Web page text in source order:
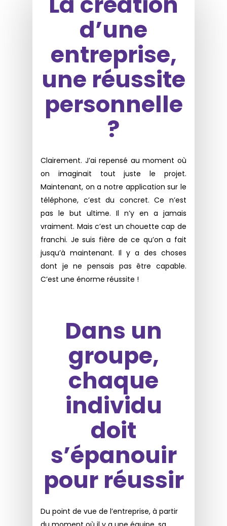
d’une
entreprise,
une réussite
personnelle
?
Clairement. J’ai repensé au moment où
on imaginait tout juste le projet.
Maintenant, on a notre application sur le
téléphone, c’est du concret. Ce n’est
pas le but ultime. Il n’y en a jamais
vraiment. Mais c’est un chouette cap de
franchi. Je suis fière de ce qu’on a fait
jusqu’à maintenant. Il y a des choses
dont je ne pensais pas être capable.
C’est une énorme réussite !
Dans un
groupe,
chaque
individu
doit
s’épanouir
pour réussir
Du point de vue de l’entreprise, à partir